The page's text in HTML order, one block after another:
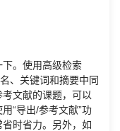
。使用高级检索
、关键词和摘要中同
文献的课题，可以
“导出/参考文献”功
时省力。另外，如